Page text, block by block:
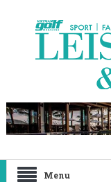
Menu